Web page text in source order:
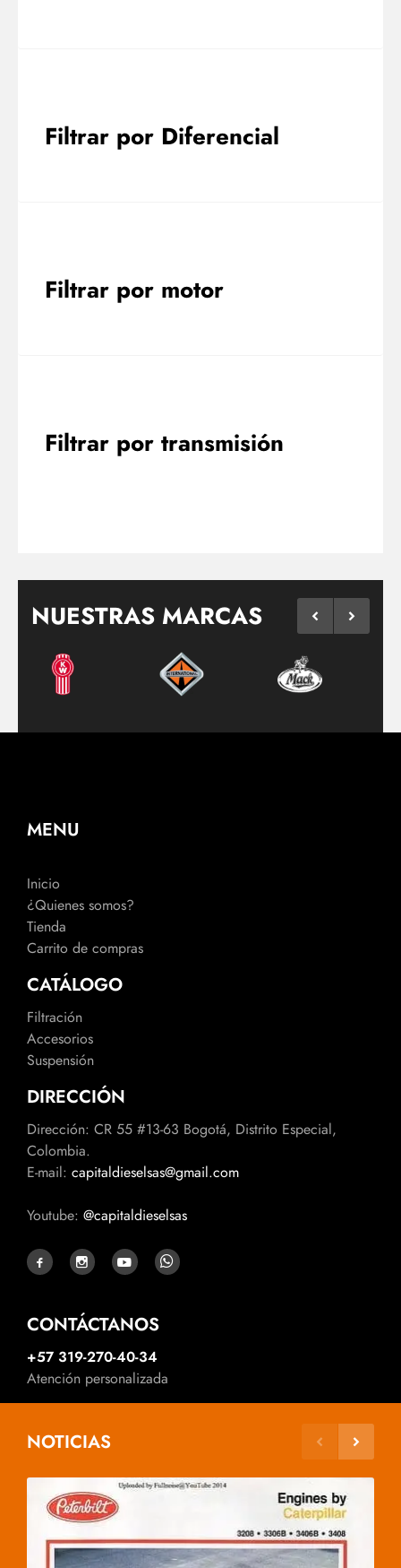
Filtrar por Diferencial
Filtrar por motor
Filtrar por transmisión
NUESTRAS MARCAS
MENU
Inicio
¿Quienes somos?
Tienda
Carrito de compras
CATÁLOGO
Filtración
Accesorios
Suspensión
DIRECCIÓN
Dirección: CR 55 #13-63 Bogotá, Distrito Especial,
Colombia.
E-mail: capitaldieselsas@gmail.com
Youtube: @capitaldieselsas
CONTÁCTANOS
+57 319-270-40-34
Atención personalizada
NOTICIAS